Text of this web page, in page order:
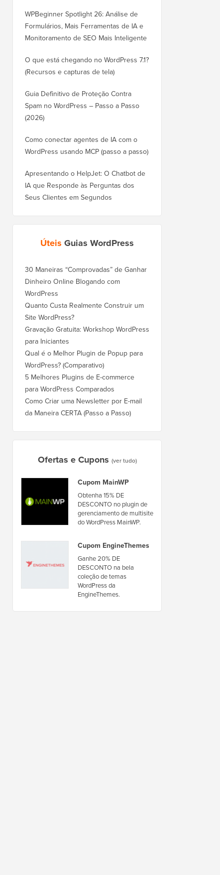
WPBeginner Spotlight 26: Análise de
Formulários, Mais Ferramentas de IA e
Monitoramento de SEO Mais Inteligente
O que está chegando no WordPress 7.1?
(Recursos e capturas de tela)
Guia Definitivo de Proteção Contra
Spam no WordPress – Passo a Passo
(2026)
Como conectar agentes de IA com o
WordPress usando MCP (passo a passo)
Apresentando o HelpJet: O Chatbot de
IA que Responde às Perguntas dos
Seus Clientes em Segundos
Úteis Guias WordPress
30 Maneiras “Comprovadas” de Ganhar
Dinheiro Online Blogando com
WordPress
Quanto Custa Realmente Construir um
Site WordPress?
Gravação Gratuita: Workshop WordPress
para Iniciantes
Qual é o Melhor Plugin de Popup para
WordPress? (Comparativo)
5 Melhores Plugins de E-commerce
para WordPress Comparados
Como Criar uma Newsletter por E-mail
da Maneira CERTA (Passo a Passo)
Ofertas e Cupons (ver tudo)
Cupom MainWP
Obtenha 15% DE
DESCONTO no plugin de
gerenciamento de multisite
do WordPress MainWP.
Cupom EngineThemes
Ganhe 20% DE
DESCONTO na bela
coleção de temas
WordPress da
EngineThemes.